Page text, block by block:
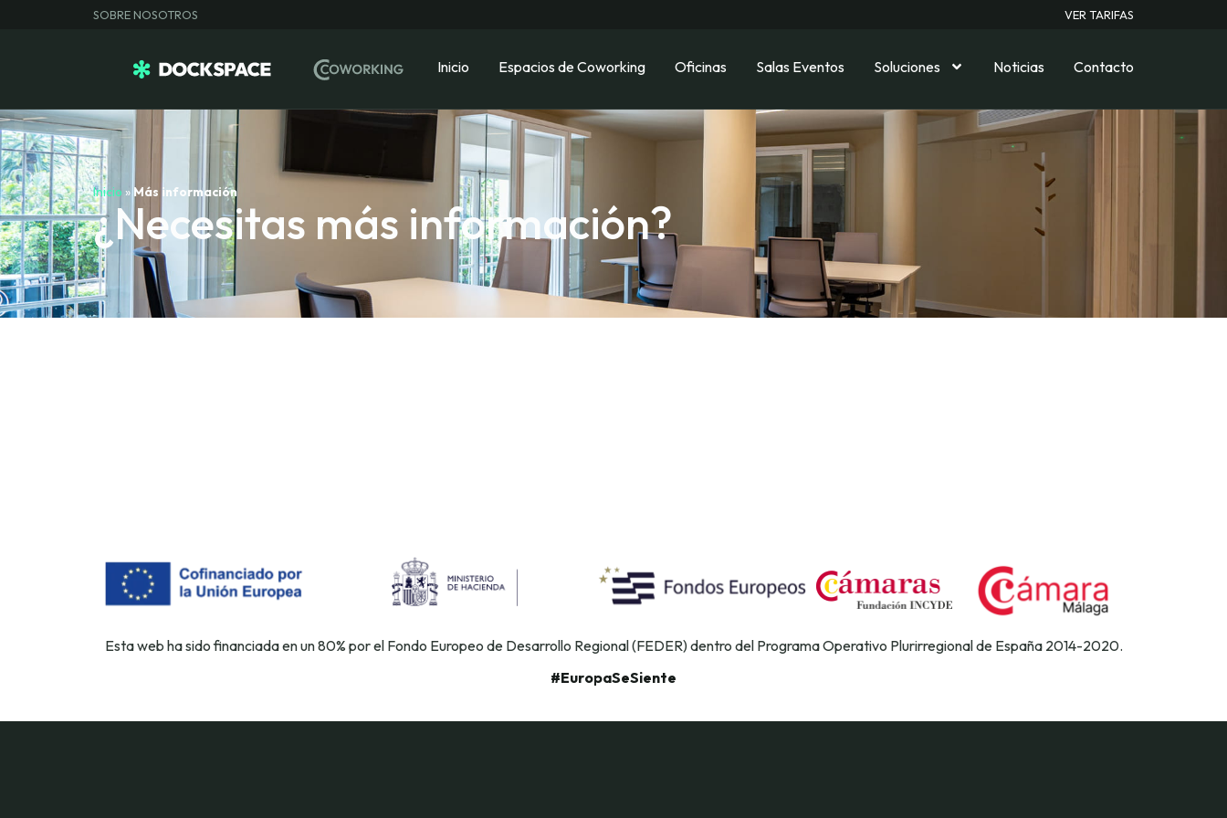
SOBRE NOSOTROS VER TARIFAS
Inicio Espacios de Coworking Oficinas Salas Eventos Soluciones Noticias Contacto
Inicio » Más información
¿Necesitas más información?
Esta web ha sido financiada en un 80% por el Fondo Europeo de Desarrollo Regional (FEDER) dentro del Programa Operativo Plurirregional de España 2014-2020.
#EuropaSeSiente